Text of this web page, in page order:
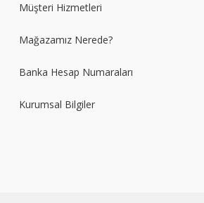
Müşteri Hizmetleri
Mağazamız Nerede?
Banka Hesap Numaraları
Kurumsal Bilgiler